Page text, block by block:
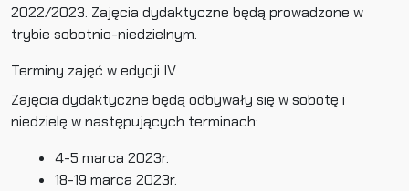
2022/2023. Zajęcia dydaktyczne będą prowadzone w
trybie sobotnio-niedzielnym.
Terminy zajęć w edycji IV
Zajęcia dydaktyczne będą odbywały się w sobotę i
niedzielę w następujących terminach:
4-5 marca 2023r.
18-19 marca 2023r.